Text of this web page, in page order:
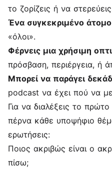
το ζορίζεις ή να
Ένα συγκεκριμένο άτομο
«όλοι».
Φέρνεις μια χρήσιμη
πρόσβαση, περιέργεια, ή
Μπορεί να παράγει
podcast να έχει πού να
Για να διαλέξεις το
πέρνα κάθε υποψήφιο
ερωτήσεις:
Ποιος ακριβώς είναι ο
πίσω;